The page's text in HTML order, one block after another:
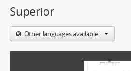
Superior
Other languages available